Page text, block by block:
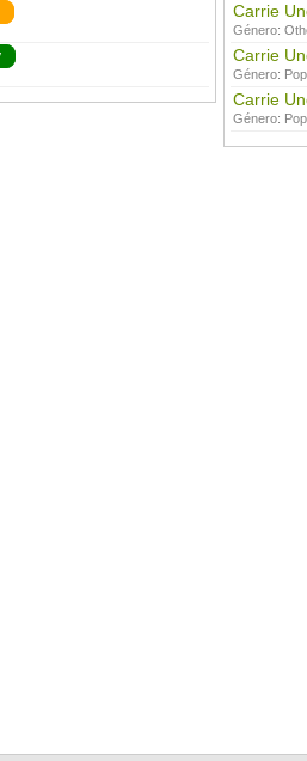
Carrie
Género:
Carrie
Género: Pop
Carrie
Género: Pop